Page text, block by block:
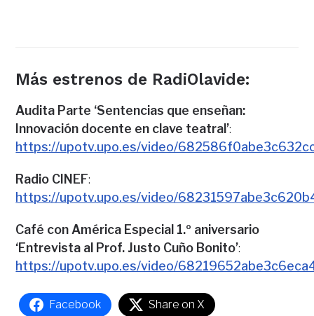
Más estrenos de RadiOlavide:
Audita Parte ‘Sentencias que enseñan:
Innovación docente en clave teatral’:
https://upotv.upo.es/video/
Radio CINEF:
https://upotv.upo.es/video/
Café con América Especial 1.º aniversario
‘Entrevista al Prof. Justo Cuño Bonito’:
https://upotv.upo.es/video/
Facebook Share on X